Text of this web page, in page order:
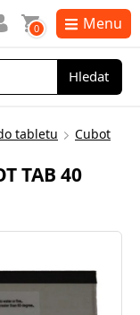
Hledat
0 Menu
tabletu Cubot
TAB 40